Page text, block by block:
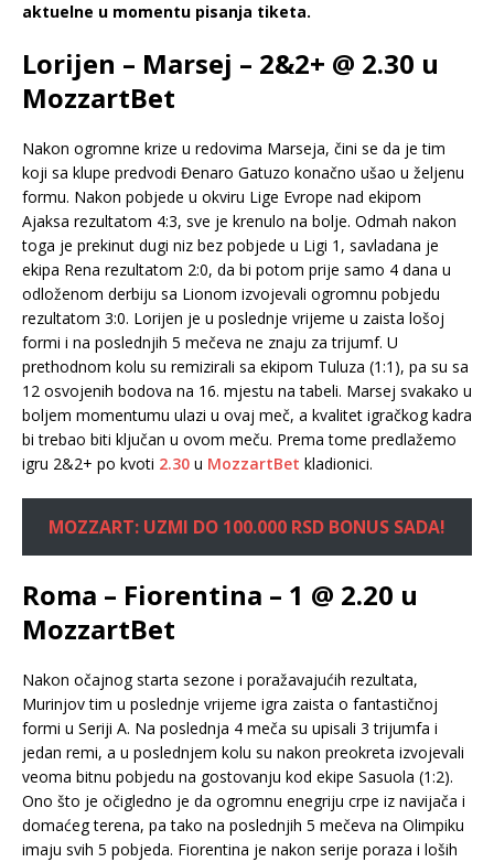
aktuelne u momentu pisanja tiketa.
Lorijen – Marsej – 2&2+ @ 2.30 u
MozzartBet
Nakon ogromne krize u redovima Marseja, čini se da je tim
koji sa klupe predvodi Đenaro Gatuzo konačno ušao u željenu
formu. Nakon pobjede u okviru Lige Evrope nad ekipom
Ajaksa rezultatom 4:3, sve je krenulo na bolje. Odmah nakon
toga je prekinut dugi niz bez pobjede u Ligi 1, savladana je
ekipa Rena rezultatom 2:0, da bi potom prije samo 4 dana u
odloženom derbiju sa Lionom izvojevali ogromnu pobjedu
rezultatom 3:0. Lorijen je u poslednje vrijeme u zaista lošoj
formi i na poslednjih 5 mečeva ne znaju za trijumf. U
prethodnom kolu su remizirali sa ekipom Tuluza (1:1), pa su sa
12 osvojenih bodova na 16. mjestu na tabeli. Marsej svakako u
boljem momentumu ulazi u ovaj meč, a kvalitet igračkog kadra
bi trebao biti ključan u ovom meču. Prema tome predlažemo
igru 2&2+ po kvoti 2.30 u MozzartBet kladionici.
MOZZART: UZMI DO 100.000 RSD BONUS SADA!
Roma – Fiorentina – 1 @ 2.20 u
MozzartBet
Nakon očajnog starta sezone i poražavajućih rezultata,
Murinjov tim u poslednje vrijeme igra zaista o fantastičnoj
formi u Seriji A. Na poslednja 4 meča su upisali 3 trijumfa i
jedan remi, a u poslednjem kolu su nakon preokreta izvojevali
veoma bitnu pobjedu na gostovanju kod ekipe Sasuola (1:2).
Ono što je očigledno je da ogromnu enegriju crpe iz navijača i
domaćeg terena, pa tako na poslednjih 5 mečeva na Olimpiku
imaju svih 5 pobjeda. Fiorentina je nakon serije poraza i loših